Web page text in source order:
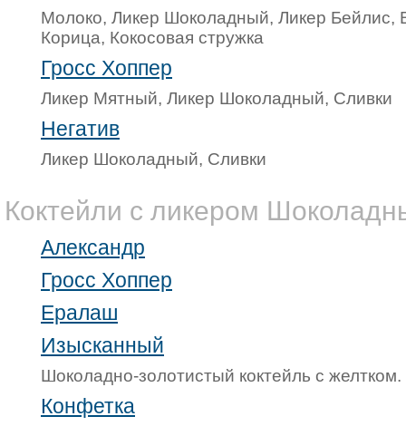
Молоко, Ликер Шоколадный, Ликер Бейлис,
Корица, Кокосовая стружка
Гросс Хоппер
Ликер Мятный, Ликер Шоколадный, Сливки
Негатив
Ликер Шоколадный, Сливки
Коктейли с ликером
Александр
Гросс Хоппер
Ералаш
Изысканный
Шоколадно-золотистый коктейль с желтком.
Конфетка